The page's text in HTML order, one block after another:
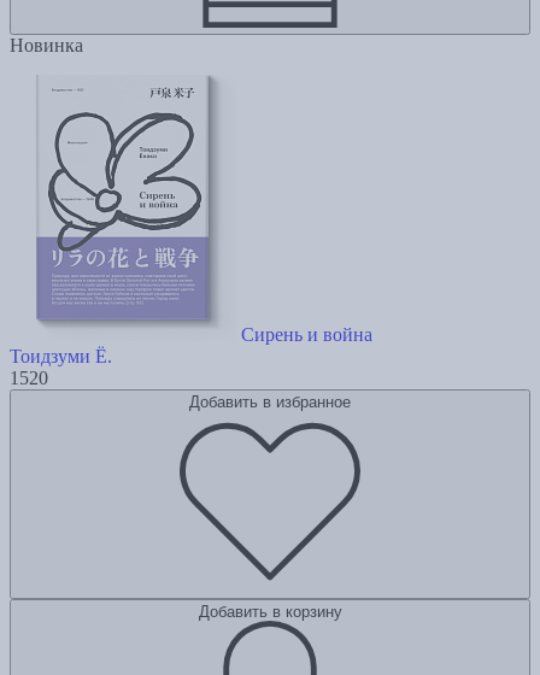
Новинка
Сирень и война
Тоидзуми Ё.
1520
Добавить в избранное
Добавить в корзину